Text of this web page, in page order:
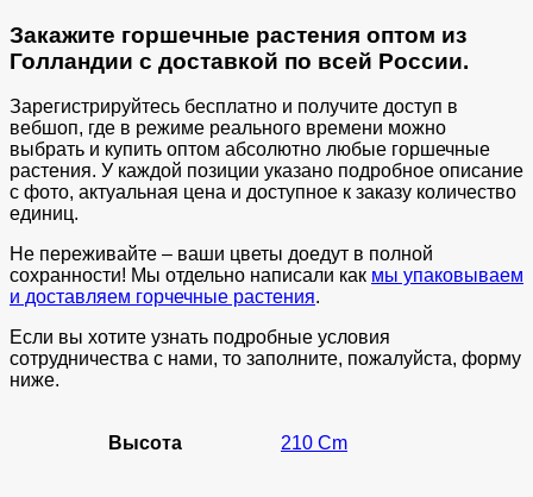
Закажите горшечные растения оптом из
Голландии с доставкой по всей России.
Зарегистрируйтесь бесплатно и получите доступ в
вебшоп, где в режиме реального времени можно
выбрать и купить оптом абсолютно любые горшечные
растения. У каждой позиции указано подробное описание
с фото, актуальная цена и доступное к заказу количество
единиц.
Не переживайте – ваши цветы доедут в полной
сохранности! Мы отдельно написали как мы упаковываем
и доставляем горчечные растения.
Если вы хотите узнать подробные условия
сотрудничества с нами, то заполните, пожалуйста, форму
ниже.
Высота 210 Cm